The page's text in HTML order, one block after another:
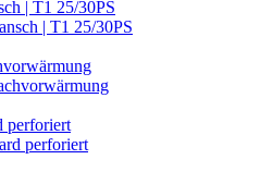
| T1 25/30PS
perforiert